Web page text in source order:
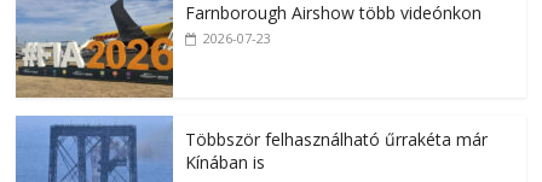
Farnborough Airshow több videónkon
2026-07-23
Többször felhasználható űrrakéta már
Kínában is